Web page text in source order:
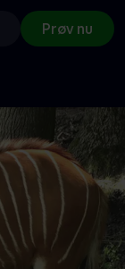
Prøv nu